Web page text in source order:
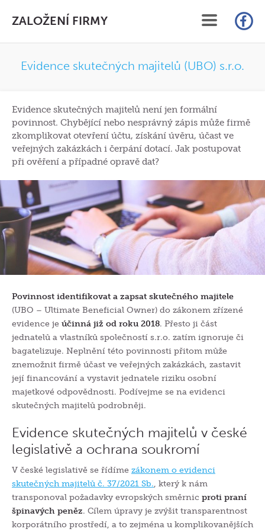
ZALOŽENÍ FIRMY
FAQ
KONTAKT
ON-LINE ZALOŽENÍ S.R.O.
Evidence skutečných majitelů (UBO) s.r.o.
Evidence skutečných majitelů není jen formální
povinnost. Chybějící nebo nesprávný zápis může firmě
zkomplikovat otevření účtu, získání úvěru, účast ve
veřejných zakázkách i čerpání dotací. Jak postupovat
při ověření a případné opravě dat?
Povinnost identifikovat a zapsat skutečného majitele
(UBO – Ultimate Beneficial Owner) do zákonem zřízené
evidence je účinná již od roku 2018. Přesto ji část
jednatelů a vlastníků společností s.r.o. zatím ignoruje či
bagatelizuje. Neplnění této povinnosti přitom může
znemožnit firmě účast ve veřejných zakázkách, zastavit
její financování a vystavit jednatele riziku osobní
majetkové odpovědnosti. Podívejme se na evidenci
skutečných majitelů podrobněji.
Evidence skutečných majitelů v české
legislativě a ochrana soukromí
V české legislativě se řídíme zákonem o evidenci
skutečných majitelů č. 37/2021 Sb., který k nám
transponoval požadavky evropských směrnic proti praní
špinavých peněz. Cílem úpravy je zvýšit transparentnost
korporátního prostředí, a to zejména u komplikovanějších